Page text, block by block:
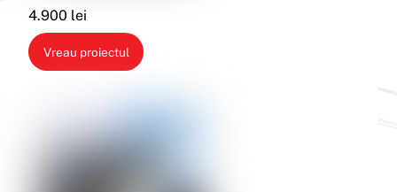
4.900 lei
Vreau proiectul